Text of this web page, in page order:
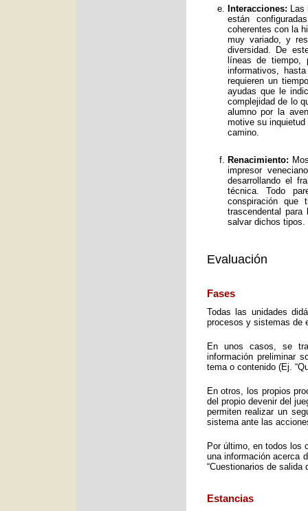
Interacciones: Las
están
coherentes con la
muy variado, y
diversidad. De
líneas de tiempo,
informativos,
requieren un
ayudas que le
complejidad de lo
alumno por la
motive su
camino.
Renacimiento:
impresor
desarrollando el
técnica. Todo
conspiración
trascendental
salvar dichos tipos.
Evaluación
Fases
Todas las unidades
procesos y sistemas de
En unos casos, se
información preliminar
tema o contenido (Ej.
En otros, los propios
del propio devenir del
permiten realizar un
sistema ante las
Por último, en todos los
una información acerca
“Cuestionarios de salida
Estancias